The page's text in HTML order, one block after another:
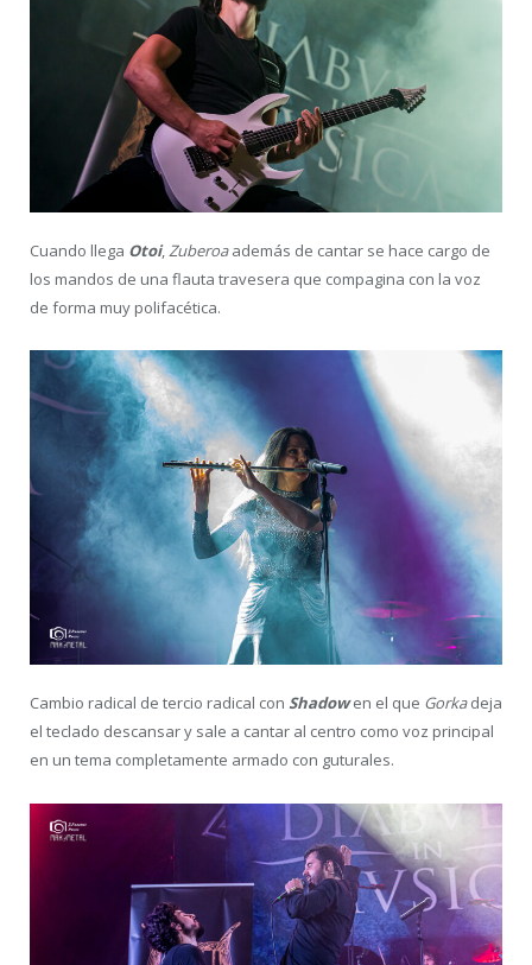
Cuando llega Otoi,Zuberoaademás de cantar se hace cargo de
los mandos de una flauta travesera que compagina con la voz
de forma muy polifacética.
Cambio radical de tercio radical con Shadowen el que Gorkadeja
el teclado descansar y sale a cantar al centro como voz principal
en un tema completamente armado con guturales.